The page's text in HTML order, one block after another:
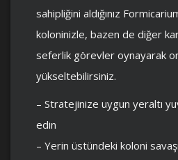
sahipliğini aldığınız
koloninizle, bazen de diğer
seferlik görevler oynayarak
yükseltebilirsiniz.
– Stratejinize uygun yeraltı
edin
– Yerin üstündeki koloni